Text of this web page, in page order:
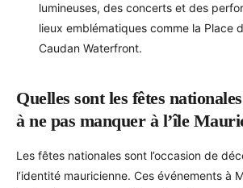
lumineuses, des concerts et des
lieux emblématiques comme la Place
Caudan Waterfront.
Quelles sont les fêtes
à ne pas manquer à l’île
Les fêtes nationales sont l’occasion de
l’identité mauricienne. Ces événements à